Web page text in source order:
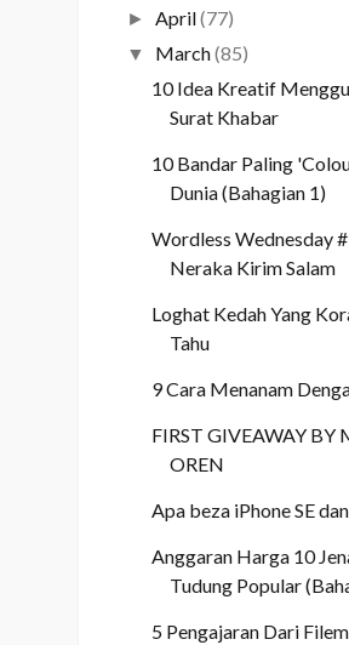
►April(77)
▼ March(85)
10 Idea Kreatif
Surat Khabar
10 Bandar Paling
Dunia (Bahagian 1)
Wordless Wednesday
Neraka Kirim Salam
Loghat Kedah Yang
Tahu
9 Cara Menanam
FIRST GIVEAWAY BY
OREN
Apa beza iPhone SE
Anggaran Harga 10
Tudung Popular
5 Pengajaran Dari Filem